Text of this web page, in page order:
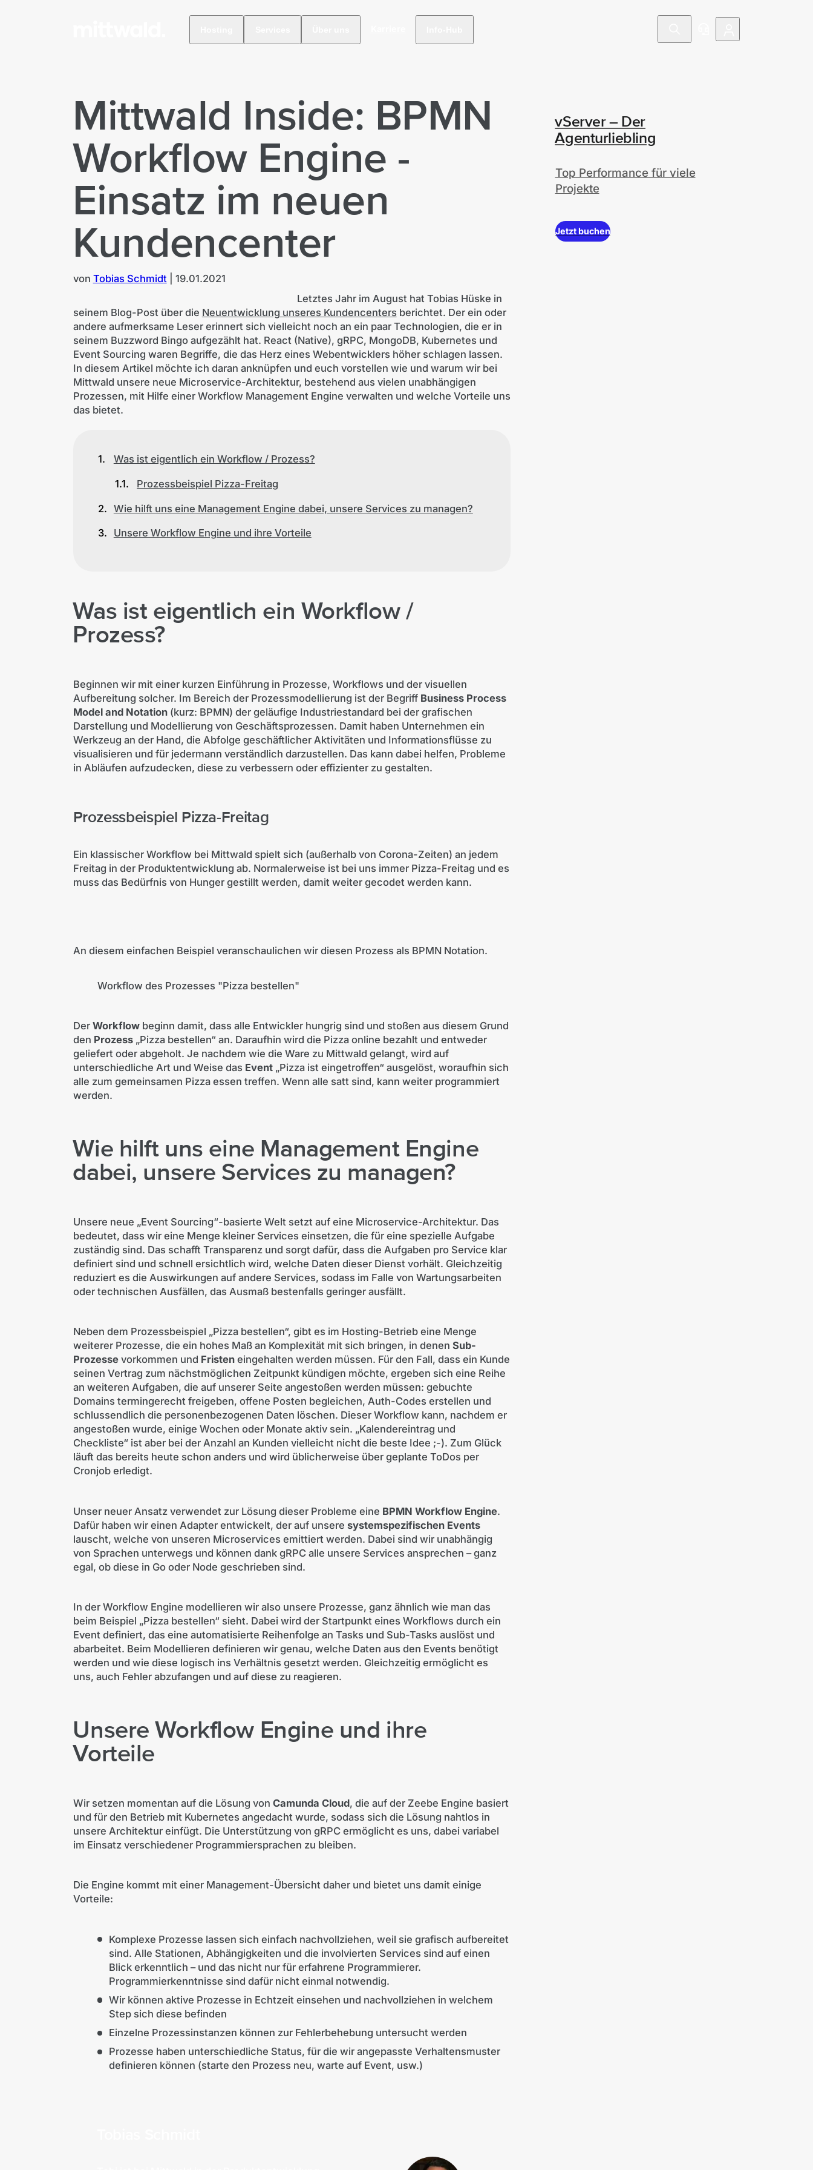
Mittwald Inside: BPMN
Workflow Engine -
Einsatz im neuen
Kundencenter
von Tobias Schmidt| 19.01.2021
Letztes Jahr im August hat Tobias Hüske in
seinem Blog-Post über die Neuentwicklung unseres Kundencenters berichtet. Der ein oder
andere aufmerksame Leser erinnert sich vielleicht noch an ein paar Technologien, die er in
seinem Buzzword Bingo aufgezählt hat. React (Native), gRPC, MongoDB, Kubernetes und
Event Sourcing waren Begriffe, die das Herz eines Webentwicklers höher schlagen lassen.
In diesem Artikel möchte ich daran anknüpfen und euch vorstellen wie und warum wir bei
Mittwald unsere neue Microservice-Architektur, bestehend aus vielen unabhängigen
Prozessen, mit Hilfe einer Workflow Management Engine verwalten und welche Vorteile uns
das bietet.
Was ist eigentlich ein Workflow / Prozess?
Prozessbeispiel Pizza-Freitag
Wie hilft uns eine Management Engine dabei, unsere Services zu managen?
Unsere Workflow Engine und ihre Vorteile
Was ist eigentlich ein Workflow /
Prozess?
Beginnen wir mit einer kurzen Einführung in Prozesse, Workflows und der visuellen
Aufbereitung solcher. Im Bereich der Prozessmodellierung ist der Begriff Business Process
Model and Notation (kurz: BPMN) der geläufige Industriestandard bei der grafischen
Darstellung und Modellierung von Geschäftsprozessen. Damit haben Unternehmen ein
Werkzeug an der Hand, die Abfolge geschäftlicher Aktivitäten und Informationsflüsse zu
visualisieren und für jedermann verständlich darzustellen. Das kann dabei helfen, Probleme
in Abläufen aufzudecken, diese zu verbessern oder effizienter zu gestalten.
Prozessbeispiel Pizza-Freitag
Ein klassischer Workflow bei Mittwald spielt sich (außerhalb von Corona-Zeiten) an jedem
Freitag in der Produktentwicklung ab. Normalerweise ist bei uns immer Pizza-Freitag und es
muss das Bedürfnis von Hunger gestillt werden, damit weiter gecodet werden kann.
An diesem einfachen Beispiel veranschaulichen wir diesen Prozess als BPMN Notation.
Workflow des Prozesses "Pizza bestellen"
Der Workflow beginn damit, dass alle Entwickler hungrig sind und stoßen aus diesem Grund
den Prozess „Pizza bestellen“ an. Daraufhin wird die Pizza online bezahlt und entweder
geliefert oder abgeholt. Je nachdem wie die Ware zu Mittwald gelangt, wird auf
unterschiedliche Art und Weise das Event „Pizza ist eingetroffen“ ausgelöst, woraufhin sich
alle zum gemeinsamen Pizza essen treffen. Wenn alle satt sind, kann weiter programmiert
werden.
Wie hilft uns eine Management Engine
dabei, unsere Services zu managen?
Unsere neue „Event Sourcing“-basierte Welt setzt auf eine Microservice-Architektur. Das
bedeutet, dass wir eine Menge kleiner Services einsetzen, die für eine spezielle Aufgabe
zuständig sind. Das schafft Transparenz und sorgt dafür, dass die Aufgaben pro Service klar
definiert sind und schnell ersichtlich wird, welche Daten dieser Dienst vorhält. Gleichzeitig
reduziert es die Auswirkungen auf andere Services, sodass im Falle von Wartungsarbeiten
oder technischen Ausfällen, das Ausmaß bestenfalls geringer ausfällt.
Neben dem Prozessbeispiel „Pizza bestellen“, gibt es im Hosting-Betrieb eine Menge
weiterer Prozesse, die ein hohes Maß an Komplexität mit sich bringen, in denen Sub-
Prozessevorkommen und Fristen eingehalten werden müssen. Für den Fall, dass ein Kunde
seinen Vertrag zum nächstmöglichen Zeitpunkt kündigen möchte, ergeben sich eine Reihe
an weiteren Aufgaben, die auf unserer Seite angestoßen werden müssen: gebuchte
Domains termingerecht freigeben, offene Posten begleichen, Auth-Codes erstellen und
schlussendlich die personenbezogenen Daten löschen. Dieser Workflow kann, nachdem er
angestoßen wurde, einige Wochen oder Monate aktiv sein. „Kalendereintrag und
Checkliste“ ist aber bei der Anzahl an Kunden vielleicht nicht die beste Idee ;-). Zum Glück
läuft das bereits heute schon anders und wird üblicherweise über geplante ToDos per
Cronjob erledigt.
Unser neuer Ansatz verwendet zur Lösung dieser Probleme eine BPMN Workflow Engine.
Dafür haben wir einen Adapter entwickelt, der auf unsere systemspezifischen Events
lauscht, welche von unseren Microservices emittiert werden. Dabei sind wir unabhängig
von Sprachen unterwegs und können dank gRPC alle unsere Services ansprechen – ganz
egal, ob diese in Go oder Node geschrieben sind.
In der Workflow Engine modellieren wir also unsere Prozesse, ganz ähnlich wie man das
beim Beispiel „Pizza bestellen“ sieht. Dabei wird der Startpunkt eines Workflows durch ein
Event definiert, das eine automatisierte Reihenfolge an Tasks und Sub-Tasks auslöst und
abarbeitet. Beim Modellieren definieren wir genau, welche Daten aus den Events benötigt
werden und wie diese logisch ins Verhältnis gesetzt werden. Gleichzeitig ermöglicht es
uns, auch Fehler abzufangen und auf diese zu reagieren.
Unsere Workflow Engine und ihre
Vorteile
Wir setzen momentan auf die Lösung von Camunda Cloud, die auf der Zeebe Engine basiert
und für den Betrieb mit Kubernetes angedacht wurde, sodass sich die Lösung nahtlos in
unsere Architektur einfügt. Die Unterstützung von gRPC ermöglicht es uns, dabei variabel
im Einsatz verschiedener Programmiersprachen zu bleiben.
Die Engine kommt mit einer Management-Übersicht daher und bietet uns damit einige
Vorteile:
Komplexe Prozesse lassen sich einfach nachvollziehen, weil sie grafisch aufbereitet
sind. Alle Stationen, Abhängigkeiten und die involvierten Services sind auf einen
Blick erkenntlich – und das nicht nur für erfahrene Programmierer.
Programmierkenntnisse sind dafür nicht einmal notwendig.
Wir können aktive Prozesse in Echtzeit einsehen und nachvollziehen in welchem
Step sich diese befinden
Einzelne Prozessinstanzen können zur Fehlerbehebung untersucht werden
Prozesse haben unterschiedliche Status, für die wir angepasste Verhaltensmuster
definieren können (starte den Prozess neu, warte auf Event, usw.)
vServer – Der
Agenturliebling
Top Performance für viele
Projekte
Jetzt buchen